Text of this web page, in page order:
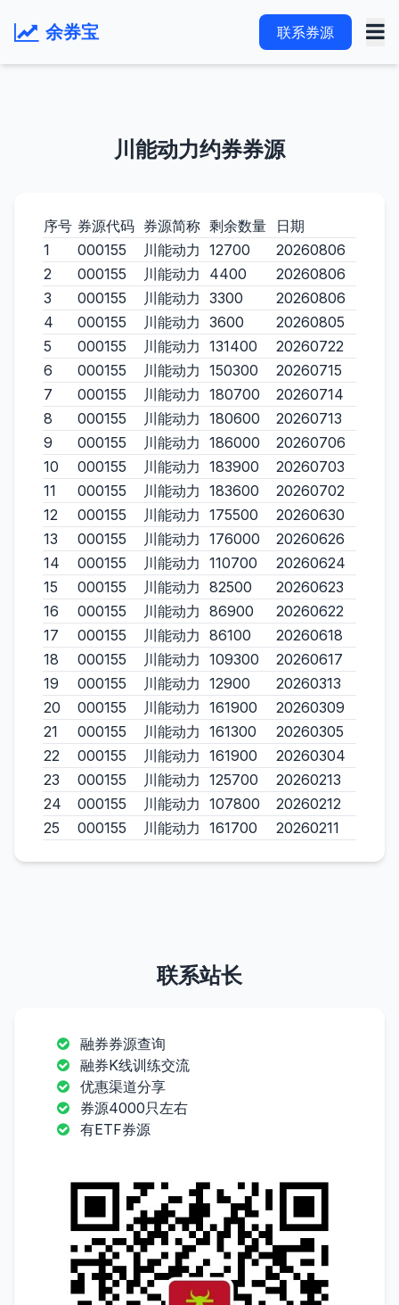
余券宝 联系券源
川能动力约券券源
序号 券源代码 券源简称 剩余数量
日期
1
000155 川能动力 12700
20260806
2
000155 川能动力 4400
20260806
3
000155 川能动力 3300
20260806
4
000155 川能动力 3600
20260805
5
000155 川能动力 131400
20260722
6
000155 川能动力 150300
20260715
7
000155 川能动力 180700
20260714
8
000155 川能动力 180600
20260713
9
000155 川能动力 186000
20260706
10
000155 川能动力 183900
20260703
11
000155 川能动力 183600
20260702
12
000155 川能动力 175500
20260630
13
000155 川能动力 176000
20260626
14
000155 川能动力 110700
20260624
15
000155 川能动力 82500
20260623
16
000155 川能动力 86900
20260622
17
000155 川能动力 86100
20260618
18
000155 川能动力 109300
20260617
19
000155 川能动力 12900
20260313
20
000155 川能动力 161900
20260309
21
000155 川能动力 161300
20260305
22
000155 川能动力 161900
20260304
23
000155 川能动力 125700
20260213
24
000155 川能动力 107800
20260212
25
000155 川能动力 161700 20260211
联系站长
融券券源查询
融券K线训练交流
优惠渠道分享
券源4000只左右
有ETF券源